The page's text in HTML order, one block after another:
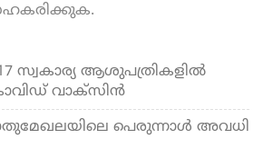
സ്വകാര്യ ആശുപത്രികളില്‍
വാക്‌സിന്‍
പെരുന്നാള്‍ അവധി